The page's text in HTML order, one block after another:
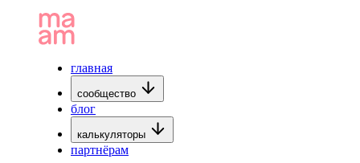
главная
сообщество
блог
калькуляторы
партнёрам